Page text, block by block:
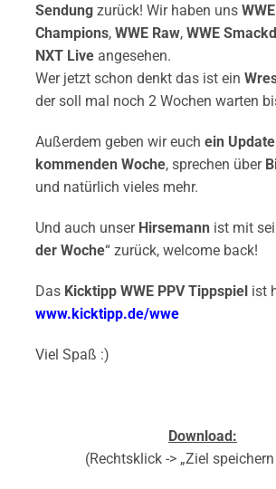
Sendungzurück! Wir haben uns
Champions, WWE Raw, WWE
NXT Liveangesehen.
Wer jetzt schon denkt das ist ein
der soll mal noch 2 Wochen warten
Außerdem geben wir euch ein
kommenden Woche, sprechen über
und natürlich vieles mehr.
Und auch unser Hirsemann ist mit
der Woche“ zurück, welcome back!
Das Kicktipp WWE PPV Tippspielist
www.kicktipp.de/wwe
Viel Spaß :)
Download:
(Rechtsklick -> „Ziel